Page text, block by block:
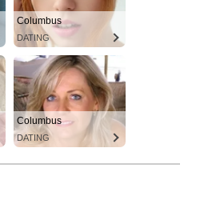
Columbus
DATING
Columbus
DATING